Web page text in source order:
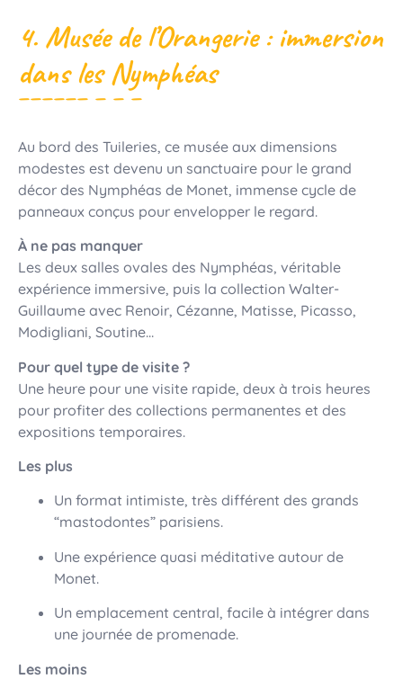
4. Musée de l’Orangerie : immersion
dans les Nymphéas
Au bord des Tuileries, ce musée aux dimensions
modestes est devenu un sanctuaire pour le grand
décor des Nymphéas de Monet, immense cycle de
panneaux conçus pour envelopper le regard.
À ne pas manquer
Les deux salles ovales des Nymphéas, véritable
expérience immersive, puis la collection Walter-
Guillaume avec Renoir, Cézanne, Matisse, Picasso,
Modigliani, Soutine…
Pour quel type de visite ?
Une heure pour une visite rapide, deux à trois heures
pour profiter des collections permanentes et des
expositions temporaires.
Les plus
Un format intimiste, très différent des grands
“mastodontes” parisiens.
Une expérience quasi méditative autour de
Monet.
Un emplacement central, facile à intégrer dans
une journée de promenade.
Les moins